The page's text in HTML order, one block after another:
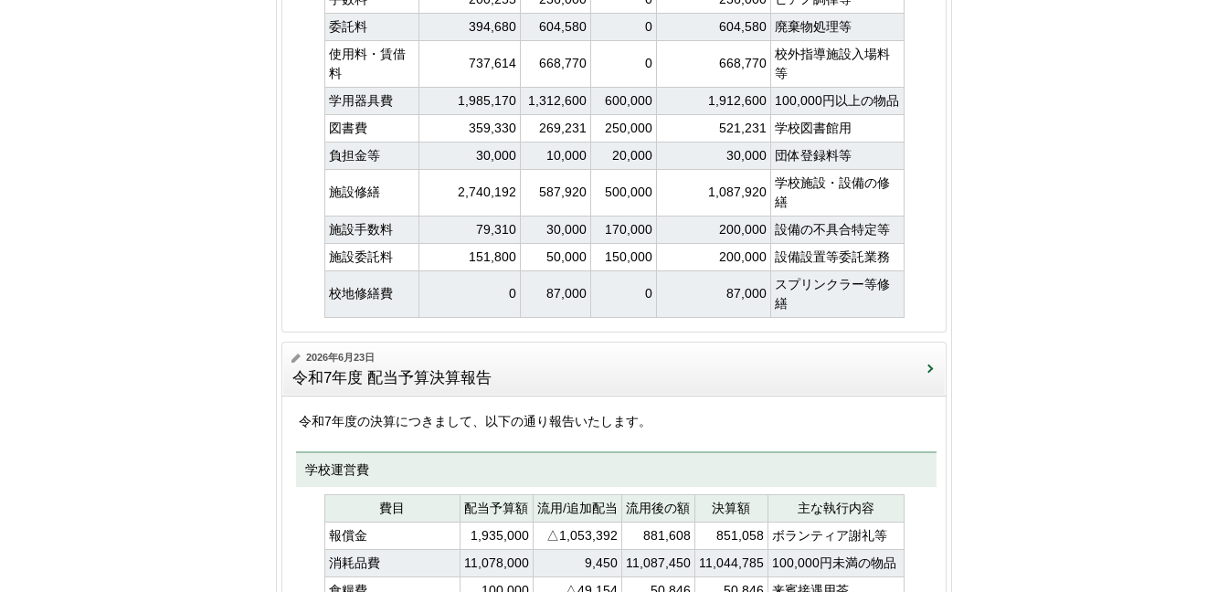
委託料
394,680 604,580 0 604,580
廃棄物処理等
使用料・賃借
料
737,614 668,770 0 668,770
校外指導施設入場料
等
学用器具費
1,985,170 1,312,600 600,000 1,912,600
100,000円以上の物品
図書費
359,330 269,231 250,000 521,231
学校図書館用
負担金等
30,000 10,000 20,000 30,000 団体登録料等
施設修繕 2,740,192 587,920 500,000 1,087,920
学校施設・設備の修
繕
施設手数料
79,310 30,000 170,000 200,000 設備の不具合特定等
施設委託料
151,800 50,000 150,000 200,000 設備設置等委託業務
校地修繕費 0 87,000 0 87,000
スプリンクラー等修
繕
2026年6月23日
令和7年度 配当予算決算報告
令和7年度の決算につきまして、以下の通り報告いたします。
学校運営費
費目 配当予算額 流用/追加配当 流用後の額 決算額
主な執行内容
報償金
1,935,000 △1,053,392 881,608 851,058
ボランティア謝礼等
消耗品費
11,078,000 9,450 11,087,450 11,044,785
100,000円未満の物品